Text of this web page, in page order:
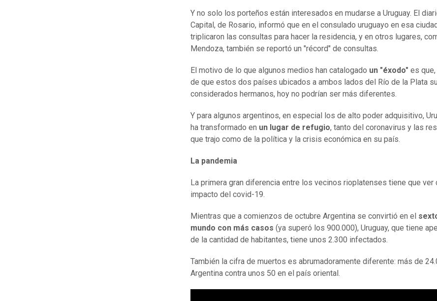
Y no solo los porteños están interesados en mudarse a Uruguay. El
Capital, de Rosario, informó que en el consulado uruguayo en esa
triplicaron las consultas para hacer la residencia, y en otros lugares,
Mendoza, también se reportó un "récord" de consultas.
El motivo de lo que algunos medios han catalogado un "éxodo" es
de que estos dos países ubicados a ambos lados del Río de la Plata
considerados hermanos, hoy no podrían ser más diferentes.
Y para algunos argentinos, en especial los de alto poder adquisitivo,
ha transformado en un lugar de refugio, tanto del coronavirus y las
que trajo como de la política y la crisis económica en su país.
La pandemia
La primera gran diferencia entre los vecinos rioplatenses tiene que ver
impacto del covid-19.
Mientras que a comienzos de octubre Argentina se convirtió en el
mundo con más casos (ya superó los 900.000), Uruguay, que tiene
de la cantidad de habitantes, tiene unos 2.300 infectados.
También la cifra de muertos es abrumadoramente diferente: más de
Argentina contra unos 50 en el país oriental.